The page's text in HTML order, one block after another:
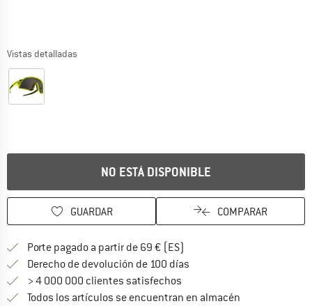
Vistas detalladas
NO ESTÁ DISPONIBLE
GUARDAR COMPARAR
Porte pagado a partir de 69 € (ES)
Derecho de devolución de 100 días
> 4 000 000 clientes satisfechos
Todos los artículos se encuentran en almacén